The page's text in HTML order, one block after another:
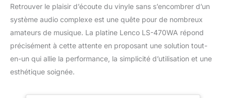
Retrouver le plaisir d’écoute du vinyle sans s’encombrer d’un
système audio complexe est une quête pour de nombreux
amateurs de musique. La platine Lenco LS-470WA répond
précisément à cette attente en proposant une solution tout-
en-un qui allie la performance, la simplicité d’utilisation et une
esthétique soignée.